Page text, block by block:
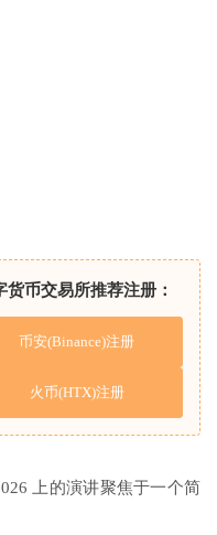
币交易所推荐注册：
币安(Binance)注册
火币(HTX)注册
上的演讲聚焦于一个简